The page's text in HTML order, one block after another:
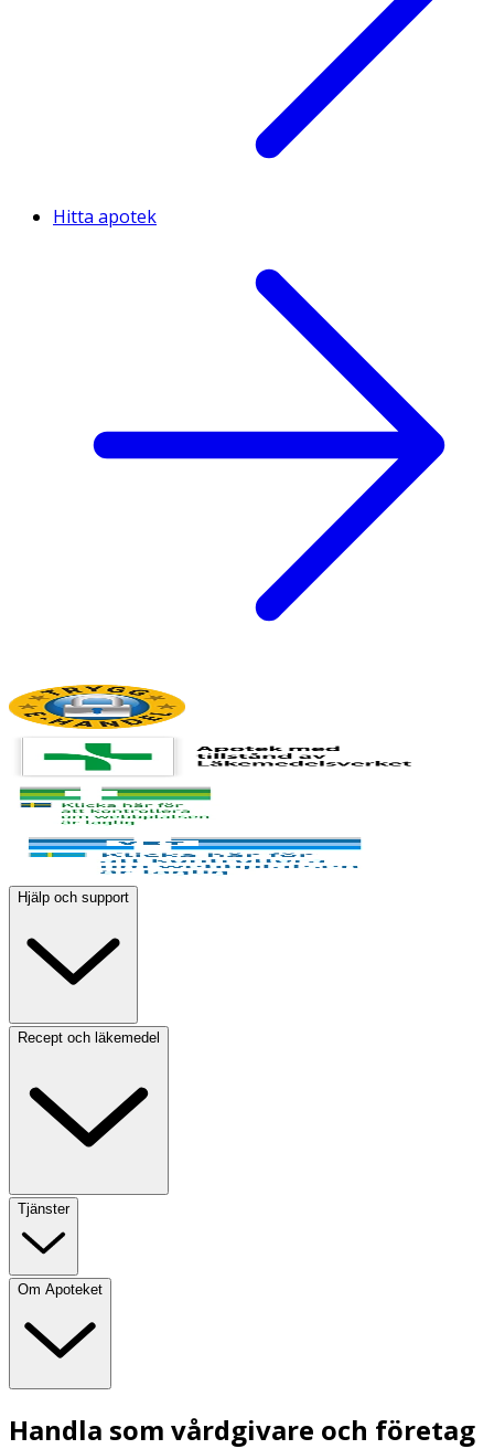
Hitta apotek
Hjälp och support
Recept och läkemedel
Tjänster
Om Apoteket
Handla som vårdgivare och företag